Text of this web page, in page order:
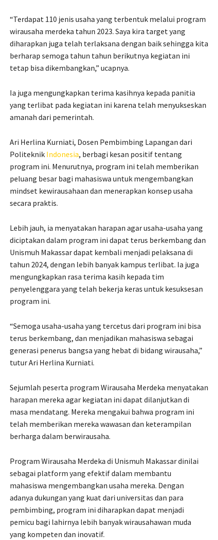
“Terdapat 110 jenis usaha yang terbentuk melalui program
wirausaha merdeka tahun 2023. Saya kira target yang
diharapkan juga telah terlaksana dengan baik sehingga kita
berharap semoga tahun tahun berikutnya kegiatan ini
tetap bisa dikembangkan,” ucapnya.
Ia juga mengungkapkan terima kasihnya kepada panitia
yang terlibat pada kegiatan ini karena telah menyukseskan
amanah dari pemerintah.
Ari Herlina Kurniati, Dosen Pembimbing Lapangan dari
Politeknik Indonesia, berbagi kesan positif tentang
program ini. Menurutnya, program ini telah memberikan
peluang besar bagi mahasiswa untuk mengembangkan
mindset kewirausahaan dan menerapkan konsep usaha
secara praktis.
Lebih jauh, ia menyatakan harapan agar usaha-usaha yang
diciptakan dalam program ini dapat terus berkembang dan
Unismuh Makassar dapat kembali menjadi pelaksana di
tahun 2024, dengan lebih banyak kampus terlibat. Ia juga
mengungkapkan rasa terima kasih kepada tim
penyelenggara yang telah bekerja keras untuk kesuksesan
program ini.
“Semoga usaha-usaha yang tercetus dari program ini bisa
terus berkembang, dan menjadikan mahasiswa sebagai
generasi penerus bangsa yang hebat di bidang wirausaha,”
tutur Ari Herlina Kurniati.
Sejumlah peserta program Wirausaha Merdeka menyatakan
harapan mereka agar kegiatan ini dapat dilanjutkan di
masa mendatang. Mereka mengakui bahwa program ini
telah memberikan mereka wawasan dan keterampilan
berharga dalam berwirausaha.
Program Wirausaha Merdeka di Unismuh Makassar dinilai
sebagai platform yang efektif dalam membantu
mahasiswa mengembangkan usaha mereka. Dengan
adanya dukungan yang kuat dari universitas dan para
pembimbing, program ini diharapkan dapat menjadi
pemicu bagi lahirnya lebih banyak wirausahawan muda
yang kompeten dan inovatif.